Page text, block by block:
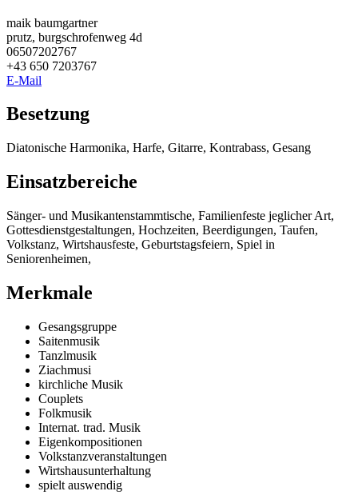
maik baumgartner
prutz, burgschrofenweg 4d
06507202767
+43 650 7203767
E-Mail
Besetzung
Diatonische Harmonika, Harfe, Gitarre, Kontrabass, Gesang
Einsatzbereiche
Sänger- und Musikantenstammtische, Familienfeste jeglicher Art,
Gottesdienstgestaltungen, Hochzeiten, Beerdigungen, Taufen,
Volkstanz, Wirtshausfeste, Geburtstagsfeiern, Spiel in
Seniorenheimen,
Merkmale
Gesangsgruppe
Saitenmusik
Tanzlmusik
Ziachmusi
kirchliche Musik
Couplets
Folkmusik
Internat. trad. Musik
Eigenkompositionen
Volkstanzveranstaltungen
Wirtshausunterhaltung
spielt auswendig